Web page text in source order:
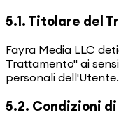
5.1. Titolare del
Fayra Media LLC
Trattamento" ai
personali dell'Utente.
5.2. Condizioni